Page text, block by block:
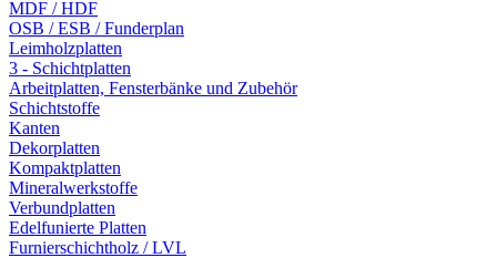
MDF / HDF
OSB / ESB / Funderplan
Leimholzplatten
3 - Schichtplatten
Arbeitplatten, Fensterbänke und Zubehör
Schichtstoffe
Kanten
Dekorplatten
Kompaktplatten
Mineralwerkstoffe
Verbundplatten
Edelfunierte Platten
Furnierschichtholz / LVL